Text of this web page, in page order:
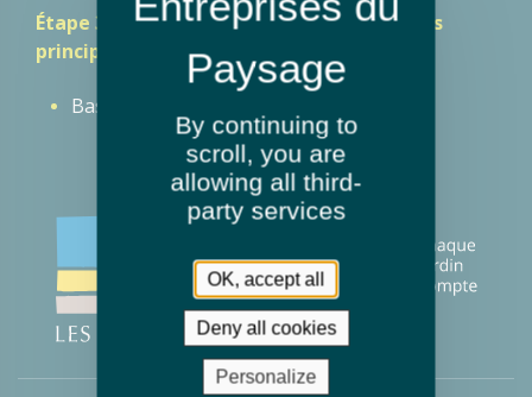
Étape 3 : Trouver un paysagiste autour des
principals villes de votre département :
Bastia
By continuing to
scroll, you are
allowing all third-
party services
OK, accept all
Deny all cookies
Personalize